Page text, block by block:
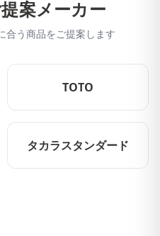
案メーカー
合う商品をご提案します
TOTO
タカラスタンダード